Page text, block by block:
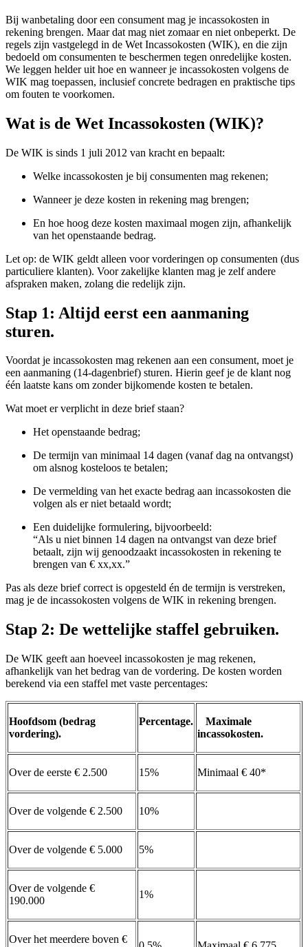
Bij wanbetaling door een consument mag je incassokosten in
rekening brengen. Maar dat mag niet zomaar en niet onbeperkt. De
regels zijn vastgelegd in de Wet Incassokosten (WIK), en die zijn
bedoeld om consumenten te beschermen tegen onredelijke kosten.
We leggen helder uit hoe en wanneer je incassokosten volgens de
WIK mag toepassen, inclusief concrete bedragen en praktische tips
om fouten te voorkomen.
Wat is de Wet Incassokosten (WIK)?
De WIK is sinds 1 juli 2012 van kracht en bepaalt:
Welke incassokosten je bij consumenten mag rekenen;
Wanneer je deze kosten in rekening mag brengen;
En hoe hoog deze kosten maximaal mogen zijn, afhankelijk
van het openstaande bedrag.
Let op: de WIK geldt alleen voor vorderingen op consumenten (dus
particuliere klanten). Voor zakelijke klanten mag je zelf andere
afspraken maken, zolang die redelijk zijn.
Stap 1: Altijd eerst een aanmaning
sturen.
Voordat je incassokosten mag rekenen aan een consument, moet je
een aanmaning (14-dagenbrief) sturen. Hierin geef je de klant nog
één laatste kans om zonder bijkomende kosten te betalen.
Wat moet er verplicht in deze brief staan?
Hetopenstaande bedrag;
De termijn van minimaal 14 dagen (vanaf dag na ontvangst)
om alsnog kosteloos te betalen;
De vermelding van het exacte bedrag aan incassokosten die
volgen als er niet betaald wordt;
Een duidelijke formulering, bijvoorbeeld:
“Als u niet binnen 14 dagen na ontvangst van deze brief
betaalt, zijn wij genoodzaakt incassokosten in rekening te
brengen van € xx,xx.”
Pas als deze brief correct is opgesteld én de termijn is verstreken,
mag je de incassokosten volgens de WIK in rekening brengen.
Stap 2: De wettelijke staffel gebruiken.
De WIK geeft aan hoeveel incassokosten je mag rekenen,
afhankelijk van het bedrag van de vordering. De kosten worden
berekend via een staffel met vaste percentages:
Hoofdsom (bedrag
vordering).
Percentage.
Maximale
incassokosten.
Over de eerste € 2.500 15% Minimaal € 40*
Over de volgende € 2.500 10%
Over de volgende € 5.000 5%
Over de volgende €
190.000
1%
Over het meerdere boven €